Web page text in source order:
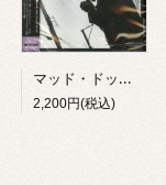
マッド・ドッグ・レスター・ダヴェンポート/ アイ・スメル・ア・ラット(CD)
2,200円(税込)